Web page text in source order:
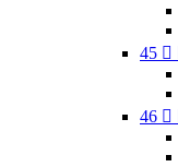
45 
46 